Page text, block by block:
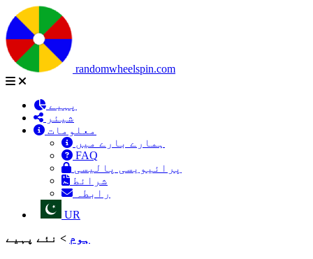
randomwheelspin.com
پہیے
شیئر
معلومات
ہمارے بارے میں
FAQ
پرائیویسی پالیسی
شرائط
رابطہ
UR
ہوم > نئے پہیے